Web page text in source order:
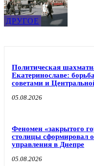
ДРУГОЕ
Политическая
Екатеринославе:
советами и
05.08.2026
Феномен «закрытого
столицы сформировал
управления в Днепре
05.08.2026